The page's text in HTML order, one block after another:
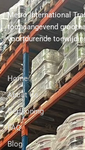
Metro International
toonaangevend
voortdurende
Home
About Us
Verfkoning
FAQ
Blog